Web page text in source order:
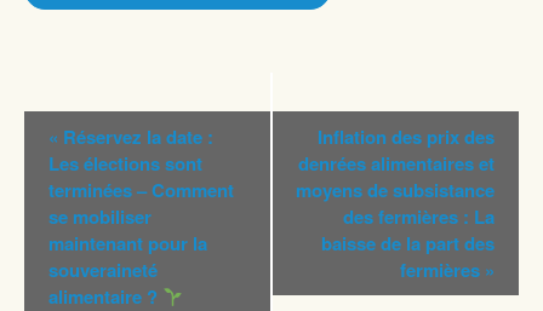
Navigation
Évènement
« Réservez la date :
Les élections sont
terminées – Comment
se mobiliser
maintenant pour la
souveraineté
alimentaire ?
Inflation des prix des
denrées alimentaires et
moyens de subsistance
des fermières : La
baisse de la part des
fermières »